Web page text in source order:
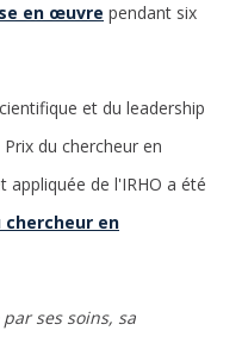
en œuvre pendant six
et du leadership
du chercheur en
de l'IRHO a été
chercheur en
ses soins, sa